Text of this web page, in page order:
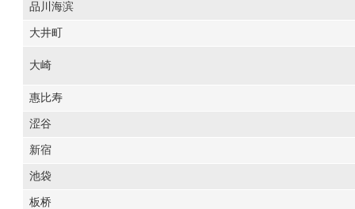
品川海滨
大井町
大崎
惠比寿
涩谷
新宿
池袋
板桥